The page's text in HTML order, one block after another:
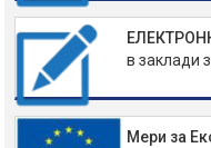
в заклади
Мери за